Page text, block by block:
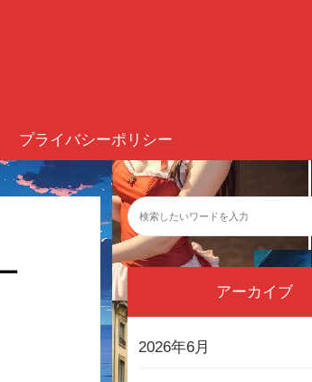
プライバシーポリシー
アーカイブ
2026年6月